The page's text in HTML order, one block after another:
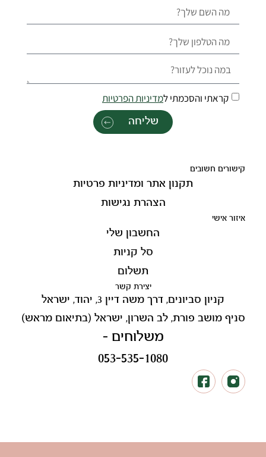
קראתי והסכמתי למדיניות הפרטיות
שליחה
קישורים חשובים
תקנון אתר ומדיניות פרטיות
הצהרת נגישות
איזור אישי
החשבון שלי
סל קניות
תשלום
יצירת קשר
קניון סביונים, דרך משה דיין 3, יהוד, ישראל
סניף מושב פורת, לב השרון, ישראל (בתיאום מראש)
משלוחים -
053-535-1080